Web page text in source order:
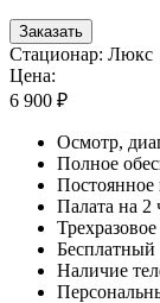
Заказать
Стационар: Люкс
Цена:
6 900 ₽
Осмотр,
Полное
Постоянное
Палата на 2
Бесплатный
Наличие